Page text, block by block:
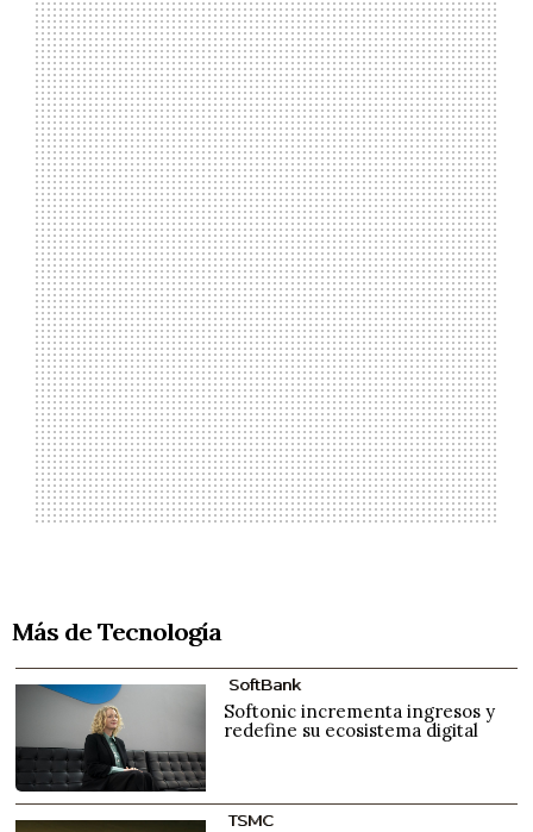
Más de Tecnología
SoftBank
Softonic incrementa ingresos y
redefine su ecosistema digital
TSMC